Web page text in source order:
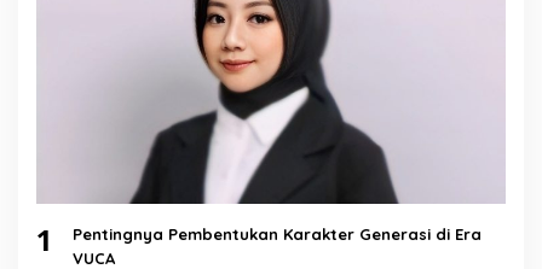
1
Pentingnya Pembentukan Karakter Generasi di Era
VUCA